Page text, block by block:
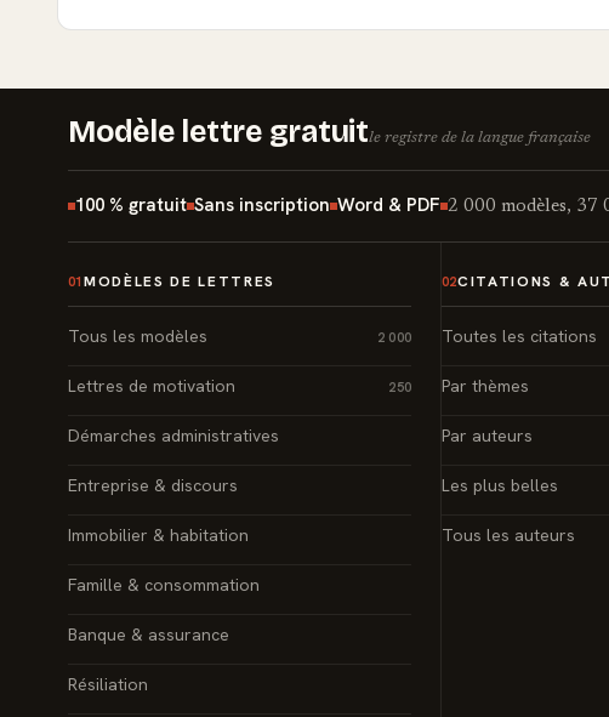
Modèle lettre gratuitle registre de la langue française
100 % gratuit Sans inscription Word & PDF 2 000 modèles, 37
01 MODÈLES DE LETTRES
Tous les modèles 2 000
Lettres de motivation 250
Démarches administratives
Entreprise & discours
Immobilier & habitation
Famille & consommation
Banque & assurance
Résiliation
02CITATIONS &
Toutes les citations
Par thèmes
Par auteurs
Les plus belles
Tous les auteurs